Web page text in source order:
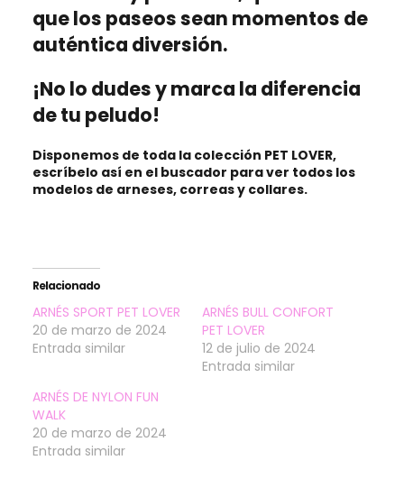
que los paseos sean momentos de
auténtica diversión.
¡No lo dudes y marca la diferencia
de tu peludo!
Disponemos de toda la colección PET LOVER,
escríbelo así en el buscador para ver todos los
modelos de arneses, correas y collares.
Relacionado
ARNÉS SPORT PET LOVER
20 de marzo de 2024
Entrada similar
ARNÉS BULL CONFORT
PET LOVER
12 de julio de 2024
Entrada similar
ARNÉS DE NYLON FUN
WALK
20 de marzo de 2024
Entrada similar